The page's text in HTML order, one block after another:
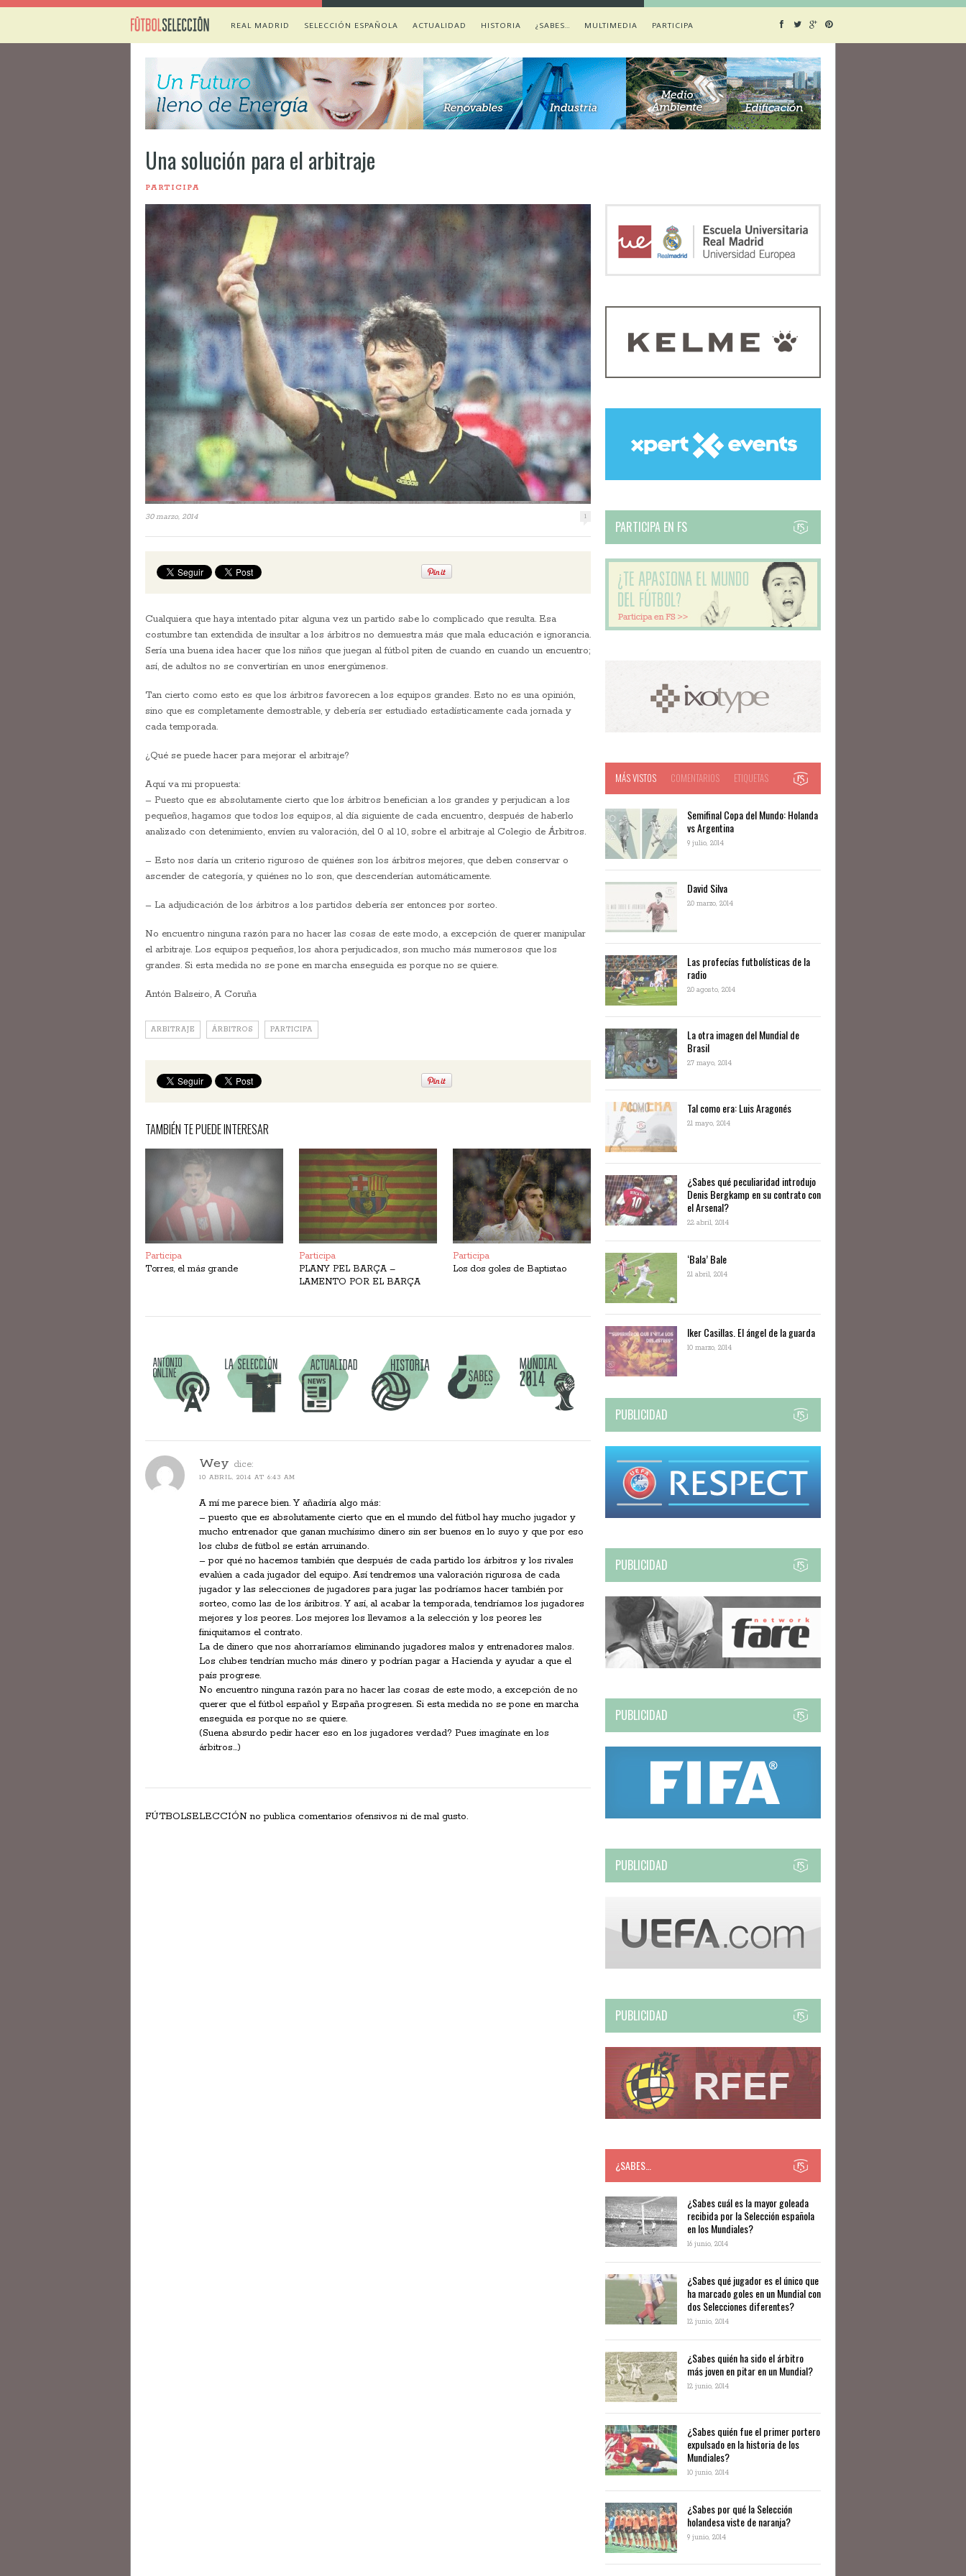
REAL MADRID SELECCIÓN ESPAÑOLA ACTUALIDAD HISTORIA ¿SABES… MULTIMEDIA PARTICIPA
Una solución para el arbitraje
PARTICIPA
30 marzo, 2014 1
Cualquiera que haya intentado pitar alguna vez un partido sabe lo complicado que resulta. Esa
costumbre tan extendida de insultar a los árbitros no demuestra más que mala educación e ignorancia.
Sería una buena idea hacer que los niños que juegan al fútbol piten de cuando en cuando un encuentro;
así, de adultos no se convertirían en unos energúmenos.
Tan cierto como esto es que los árbitros favorecen a los equipos grandes. Esto no es una opinión,
sino que es completamente demostrable, y debería ser estudiado estadísticamente cada jornada y
cada temporada.
¿Qué se puede hacer para mejorar el arbitraje?
Aquí va mi propuesta:
– Puesto que es absolutamente cierto que los árbitros benefician a los grandes y perjudican a los
pequeños, hagamos que todos los equipos, al día siguiente de cada encuentro, después de haberlo
analizado con detenimiento, envíen su valoración, del 0 al 10, sobre el arbitraje al Colegio de Árbitros.
– Esto nos daría un criterio riguroso de quiénes son los árbitros mejores, que deben conservar o
ascender de categoría, y quiénes no lo son, que descenderían automáticamente.
– La adjudicación de los árbitros a los partidos debería ser entonces por sorteo.
No encuentro ninguna razón para no hacer las cosas de este modo, a excepción de querer manipular
el arbitraje. Los equipos pequeños, los ahora perjudicados, son mucho más numerosos que los
grandes. Si esta medida no se pone en marcha enseguida es porque no se quiere.
Antón Balseiro, A Coruña
ARBITRAJE ÁRBITROS PARTICIPA
TAMBIÉN TE PUEDE INTERESAR
Participa
Torres, el más grande
Participa
PLANY PEL BARÇA –
LAMENTO POR EL BARÇA
Participa
Los dos goles de Baptistao
Wey dice:
10 ABRIL, 2014 AT 6:43 AM
A mí me parece bien. Y añadiría algo más:
– puesto que es absolutamente cierto que en el mundo del fútbol hay mucho jugador y
mucho entrenador que ganan muchísimo dinero sin ser buenos en lo suyo y que por eso
los clubs de fütbol se están arruinando.
– por qué no hacemos también que después de cada partido los árbitros y los rivales
evalúen a cada jugador del equipo. Así tendremos una valoración rigurosa de cada
jugador y las selecciones de jugadores para jugar las podríamos hacer también por
sorteo, como las de los áribitros. Y así, al acabar la temporada, tendríamos los jugadores
mejores y los peores. Los mejores los llevamos a la selección y los peores les
finiquitamos el contrato.
La de dinero que nos ahorraríamos eliminando jugadores malos y entrenadores malos.
Los clubes tendrían mucho más dinero y podrían pagar a Hacienda y ayudar a que el
país progrese.
No encuentro ninguna razón para no hacer las cosas de este modo, a excepción de no
querer que el fútbol español y España progresen. Si esta medida no se pone en marcha
enseguida es porque no se quiere.
(Suena absurdo pedir hacer eso en los jugadores verdad? Pues imagínate en los
árbitros…)
FÚTBOLSELECCIÓN no publica comentarios ofensivos ni de mal gusto.
PARTICIPA EN FS
MÁS VISTOS COMENTARIOS ETIQUETAS
Semifinal Copa del Mundo: Holanda
vs Argentina
9 julio, 2014
David Silva
20 marzo, 2014
Las profecías futbolísticas de la
radio
20 agosto, 2014
La otra imagen del Mundial de
Brasil
27 mayo, 2014
Tal como era: Luis Aragonés
21 mayo, 2014
¿Sabes qué peculiaridad introdujo
Denis Bergkamp en su contrato con
el Arsenal?
22 abril, 2014
‘Bala’ Bale
21 abril, 2014
Iker Casillas. El ángel de la guarda
10 marzo, 2014
PUBLICIDAD
PUBLICIDAD
PUBLICIDAD
PUBLICIDAD
PUBLICIDAD
¿SABES…
​​¿Sabes cuál es la mayor goleada
recibida por la Selección española
en los Mundiales?
16 junio, 2014
¿Sabes qué jugador es el único que
ha marcado goles en un Mundial con
dos Selecciones diferentes?
12 junio, 2014
¿Sabes quién ha sido el árbitro
más joven en pitar en un Mundial?
12 junio, 2014
¿Sabes quién fue el primer portero
expulsado en la historia de los
Mundiales?
10 junio, 2014
​¿Sabes por qué la Selección
holandesa viste de naranja?
9 junio, 2014